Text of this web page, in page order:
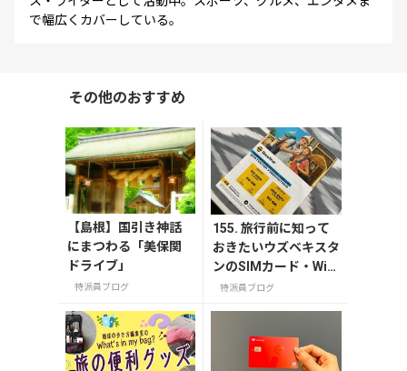
で幅広くカバーしている。
その他のおすすめ
【島根】国引き神話
にまつわる「美保関
ドライブ」
特派員ブログ
155. 旅行前に知って
おきたいウズベキスタ
ンのSIMカード・Wi-F
iなどインターネット
特派員ブログ